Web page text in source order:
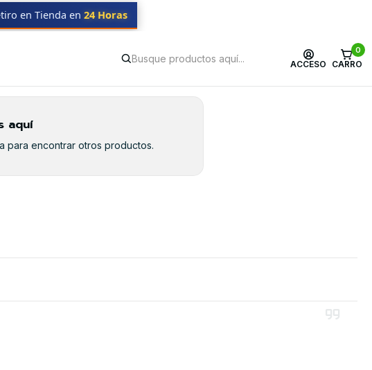
ACCESO
0
CARRO
en Tienda en 24 Horas
aquí
para encontrar otros productos.